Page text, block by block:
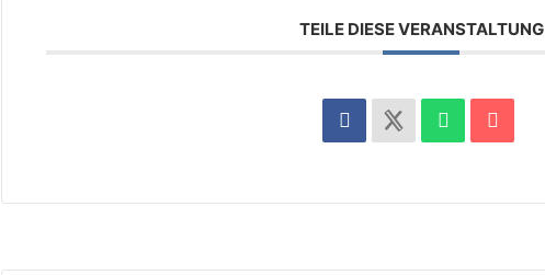
TEILE DIESE VERANSTALTUNG